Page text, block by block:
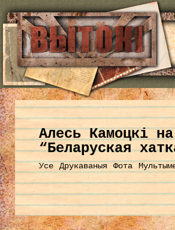
Алесь Камоцкі
“Беларуская
Усе Друкаваныя Фота